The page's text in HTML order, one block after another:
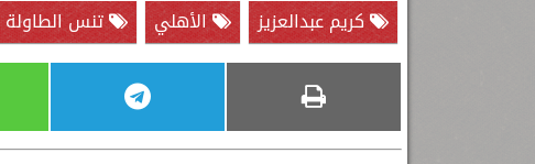
كريم عبدالعزيز
الأهلي تنس الطاولة